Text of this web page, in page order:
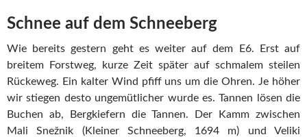
Schnee auf dem Schneeberg
Wie bereits gestern geht es weiter auf dem E6. Erst auf
breitem Forstweg, kurze Zeit später auf schmalem steilen
Rückeweg. Ein kalter Wind pfiff uns um die Ohren. Je höher
wir stiegen desto ungemütlicher wurde es. Tannen lösen die
Buchen ab, Bergkiefern die Tannen. Der Kamm zwischen
Mali Snežnik (Kleiner Schneeberg, 1694 m) und Veliki